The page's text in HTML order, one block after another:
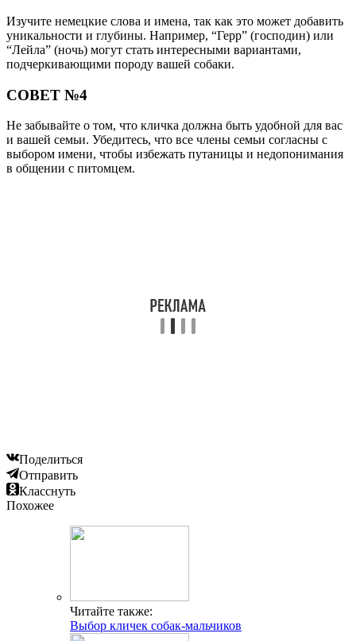
Изучите немецкие слова и имена, так как это может добавить
уникальности и глубины. Например, “Герр” (господин) или
“Лейла” (ночь) могут стать интересными вариантами,
подчеркивающими породу вашей собаки.
СОВЕТ №4
Не забывайте о том, что кличка должна быть удобной для вас
и вашей семьи. Убедитесь, что все члены семьи согласны с
выбором имени, чтобы избежать путаницы и недопонимания
в общении с питомцем.
Поделиться
Отправить
Класснуть
Похожее
Читайте также:
Выбор кличек собак-мальчиков